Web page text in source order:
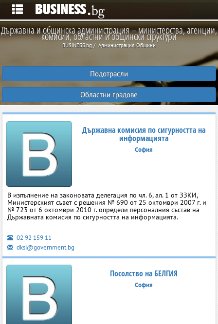
Държавна и общинска администрация – министерства, агенции,
комисии, областни и общински структури
BUSINESS.bg Администрация, Общини
Подотрасли
Областни градове
Държавна комисия по сигурността на
информацията
София
В изпълнение на законовата делегация по чл. 6, ал. 1 от ЗЗКИ,
Министерският съвет с решения № 690 от 25 октомври 2007 г. и
№ 723 от 6 октомври 2010 г. определи персоналния състав на
Държавната комисия по сигурността на информацията.
02 92 159 11
dksi@government.bg
Посолство на БЕЛГИЯ
София